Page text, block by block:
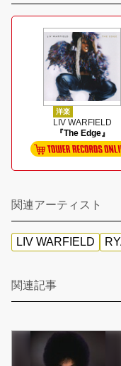
洋楽
LIV WARFIELD
『The Edge』
関連アーティスト
LIV WARFIELD
関連記事